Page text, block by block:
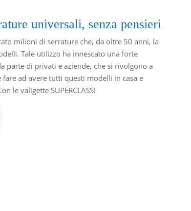
universali, senza pensieri
milioni di serrature che, da oltre 50 anni, la
Tale utilizzo ha innescato una forte
parte di privati e aziende, che si rivolgono a
ad avere tutti questi modelli in casa e
le valigette SUPERCLASS!